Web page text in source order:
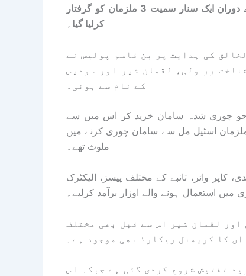
دھاتیں نکال کر فروخت کرنے والے گروہ کا سراغ لگا لیا کارروائی کے دوران ایک سنار سمیت 3 ملزمان کو گرفتار
کرلیا گیا۔
کی ہدایت پر بن قاسم پولیس نے
زر ولی، لقمان شیر اور سودیس
کے نام سے ہوئی۔
جو چوری شدہ سامان خرید کر اس میں سے
ملزمان اسٹیل مل سے سامان چوری کرنے میں
ملوث تھے۔
کے دوران ملزمان کے قبضے سے 2800 گرام چاندی، کاپر وائر، تانبے کے مختلف پیسز، الیکٹرک
استعمال ہونے والے اوزار برآمد کرلیے۔
لقمان شیر اس سے قبل بھی مختلف
کا کریمنل ریکارڈ بھی موجود ہے۔
تفتیش شروع کردی گئی ہے جبکہ اس